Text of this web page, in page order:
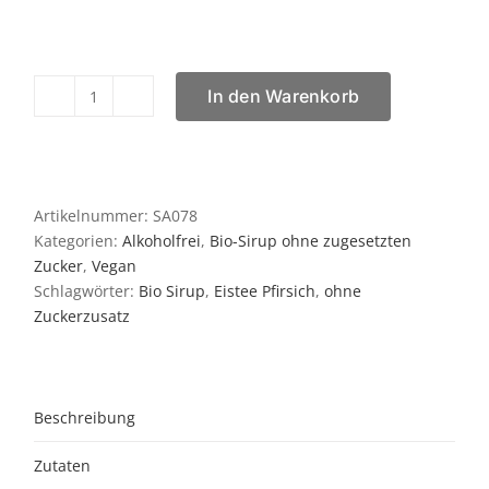
Bio
Liter
ohne
zugesetzten
Zucker
In den Warenkorb
Artikelnummer:SA078
Kategorien:Alkoholfrei, Bio-Sirup ohne zugesetzten
Zucker,Vegan
Schlagwörter: Bio Sirup, Eistee Pfirsich,ohne
Zuckerzusatz
Beschreibung
Zutaten